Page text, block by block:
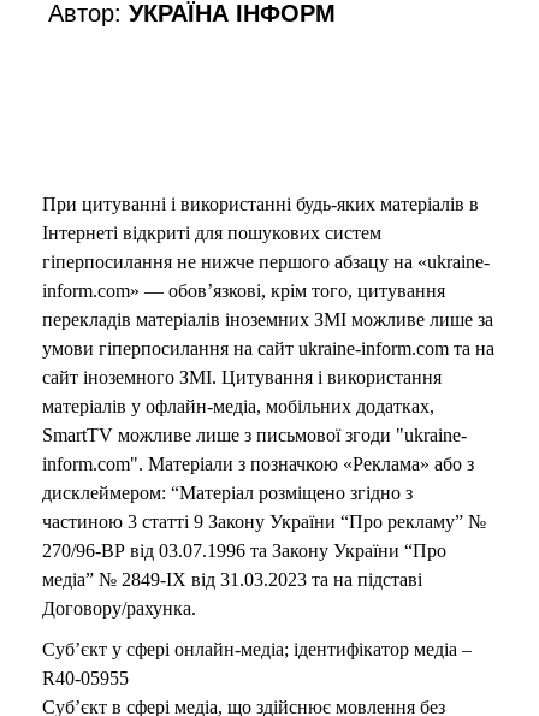
Автор:УКРАЇНА ІНФОРМ
При цитуванні і використанні будь-яких матеріалів в
Інтернеті відкриті для пошукових систем
гіперпосилання не нижче першого абзацу на «ukraine-
inform.com» — обов’язкові, крім того, цитування
перекладів матеріалів іноземних ЗМІ можливе лише за
умови гіперпосилання на сайт ukraine-inform.com та на
сайт іноземного ЗМІ. Цитування і використання
матеріалів у офлайн-медіа, мобільних додатках,
SmartTV можливе лише з письмової згоди "ukraine-
inform.com". Матеріали з позначкою «Реклама» або з
дисклеймером: “Матеріал розміщено згідно з
частиною 3 статті 9 Закону України “Про рекламу” №
270/96-ВР від 03.07.1996 та Закону України “Про
медіа” № 2849-IX від 31.03.2023 та на підставі
Договору/рахунка.
Суб’єкт у сфері онлайн-медіа; ідентифікатор медіа –
R40-05955
Суб’єкт в сфері медіа, що здійснює мовлення без